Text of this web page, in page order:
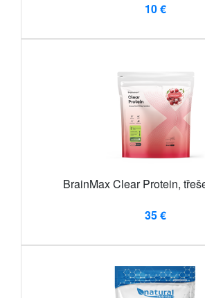
10 €
BrainMax Clear Protein,
35 €